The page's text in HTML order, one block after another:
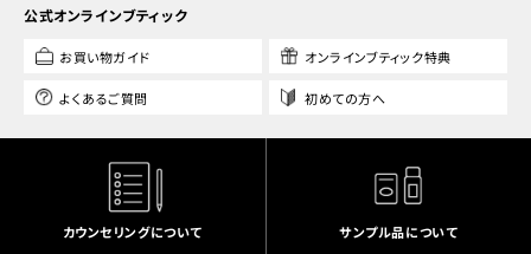
公式オンラインブティック
お買い物ガイド オンラインブティック特典
よくあるご質問 初めての方へ
カウンセリングについて
サンプル品について